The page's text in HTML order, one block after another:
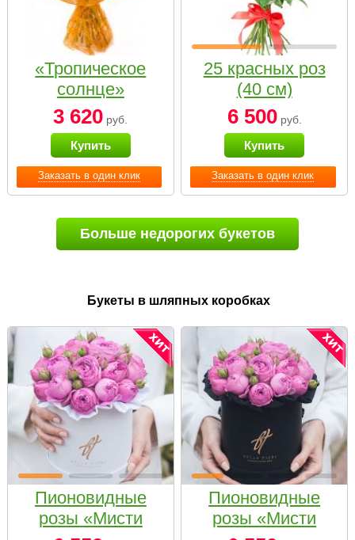
Заказать в один клик
«Тропическое
солнце»
3 620 руб.
Купить
Заказать в один клик
25 красных роз
(40 см)
6 500руб.
Купить
Больше недорогих букетов
Букеты в шляпных коробках
Пионовидные
розы «Мисти
Пионовидные
розы «Мисти